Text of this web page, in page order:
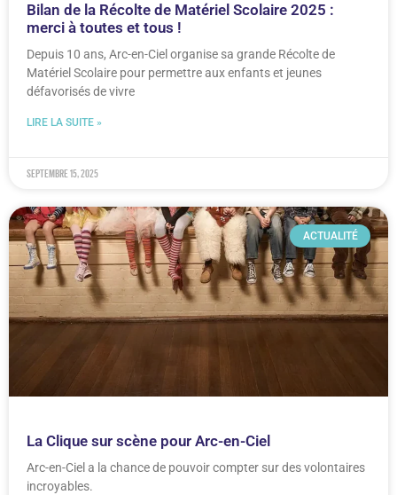
Bilan de la Récolte de Matériel Scolaire 2025 :
merci à toutes et tous !
Depuis 10 ans, Arc-en-Ciel organise sa grande Récolte de
Matériel Scolaire pour permettre aux enfants et jeunes
défavorisés de vivre
LIRE LA SUITE »
septembre 15, 2025
ACTUALITÉ
La Clique sur scène pour Arc-en-Ciel
Arc-en-Ciel a la chance de pouvoir compter sur des volontaires
incroyables.